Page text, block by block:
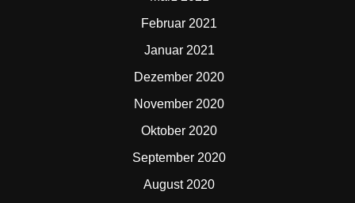
Februar 2021
Januar 2021
Dezember 2020
November 2020
Oktober 2020
September 2020
August 2020